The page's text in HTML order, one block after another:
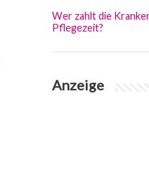
Wer zahlt die
Pflegezeit?
Anzeige